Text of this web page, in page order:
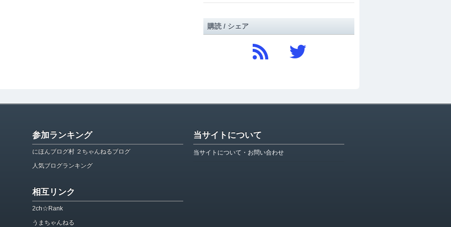
購読 / シェア
参加ランキング
にほんブログ村 ２ちゃんねるブログ
人気ブログランキング
相互リンク
2ch☆Rank
うまちゃんねる
当サイトについて
当サイトについて・お問い合わせ